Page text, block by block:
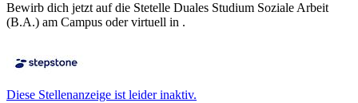
Bewirb dich jetzt auf die Stetelle Duales Studium Soziale Arbeit
(B.A.) am Campus oder virtuell in .
Diese Stellenanzeige ist leider inaktiv.